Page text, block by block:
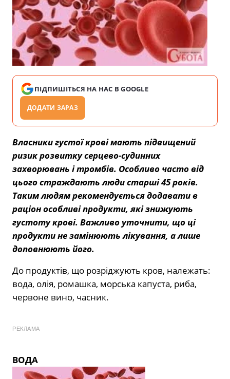
ПІДПИШІТЬСЯ НА НАС В GOOGLE
ДОДАТИ ЗАРАЗ
Власники густої крові мають підвищений
ризик розвитку серцево-судинних
захворювань і тромбів. Особливо часто від
цього страждають люди старші 45 років.
Таким людям рекомендується додавати в
раціон особливі продукти, які знижують
густоту крові. Важливо уточнити, що ці
продукти не замінюють лікування, а лише
доповнюють його.
До продуктів, що розріджують кров, належать:
вода, олія, ромашка, морська капуста, риба,
червоне вино, часник.
РЕКЛАМА
ВОДА